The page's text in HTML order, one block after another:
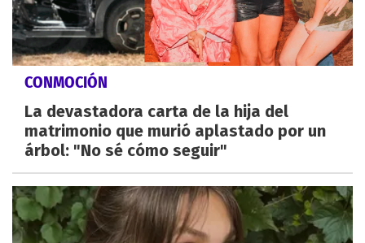
CONMOCIÓN
La devastadora carta de la hija del
matrimonio que murió aplastado por un
árbol: "No sé cómo seguir"